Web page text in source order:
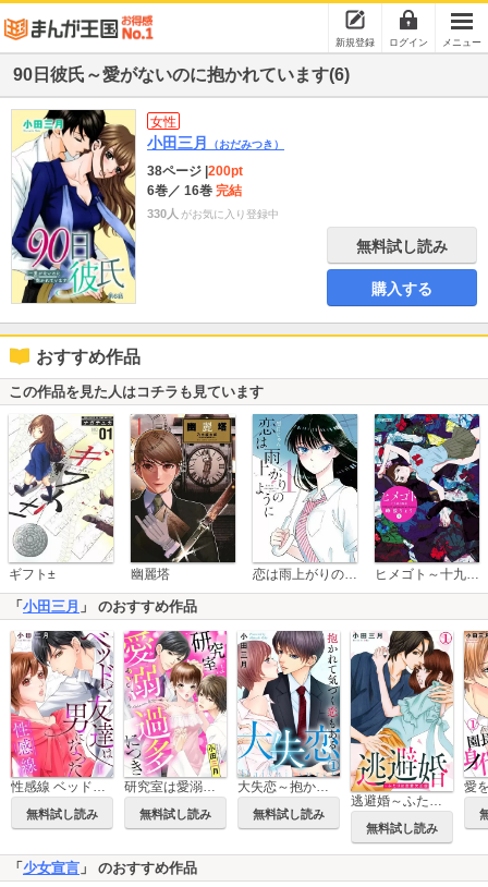
新規登録 ログイン メニュー
90日彼氏～愛がないのに抱かれています(6)
女性
小田三月 （おだみつき）
38ページ 200pt
6巻／ 16巻 完結
330人 がお気に入り登録中
無料試し読み
購入する
おすすめ作品
この作品を見た人はコチラも見ています
ギフト± 幽麗塔 恋は雨上がりのように ヒメゴト～十九歳の制服～
「 小田三月 」 のおすすめ作品
無料試し読み
研究室は愛溺過多につき
無料試し読み
大失恋～抱かれて気づく恋もある
無料試し読み
逃避婚～ふたりは恋愛欠乏症
無料試し読み
「 少女宣言 」 のおすすめ作品